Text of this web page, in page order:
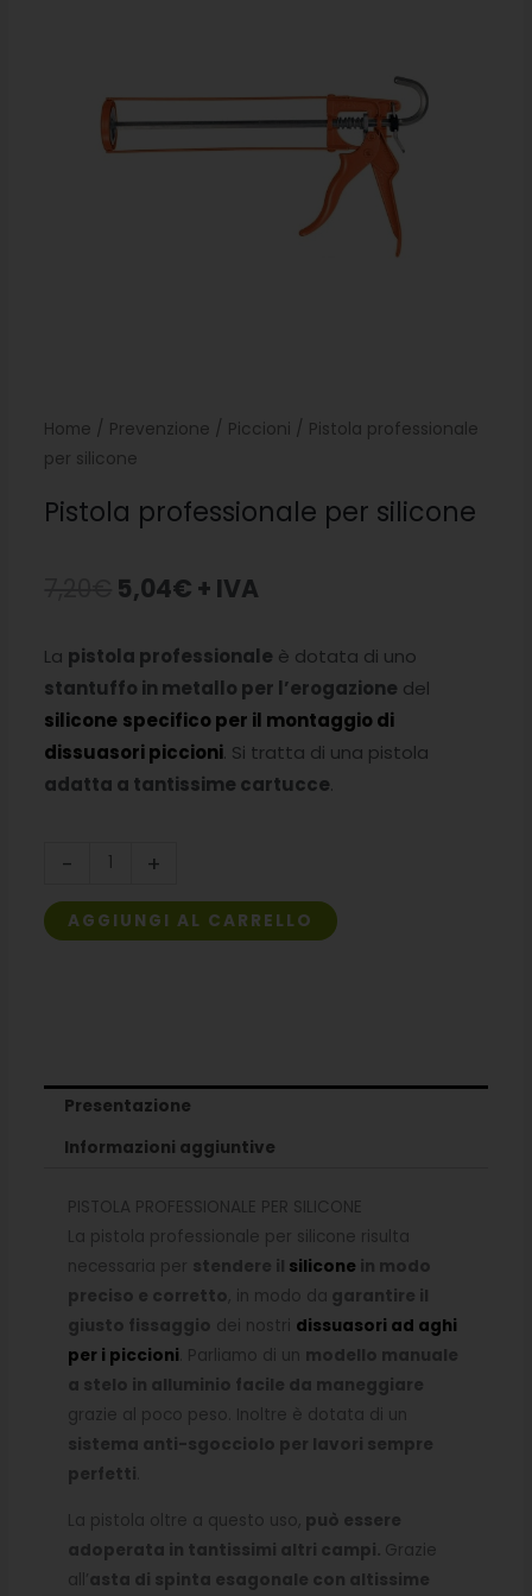
Home / Prevenzione / Piccioni / Pistola professionale
per silicone
Pistola professionale per silicone
Il
originale
era:
7,20€.
5,04€ Il
attuale
è:
5,04€.
+ IVA
La pistola professionale è dotata di uno
stantuffo in metallo per l’erogazione del
silicone specifico per il montaggio di
dissuasori piccioni. Si tratta di una pistola
adatta a tantissime cartucce.
-
per
silicone
+
AGGIUNGI AL CARRELLO
Presentazione
Informazioni aggiuntive
PISTOLA PROFESSIONALE PER SILICONE
La pistola professionale per silicone risulta
necessaria per stendere il silicone in modo
preciso e corretto, in modo da garantire il
giusto fissaggio dei nostri dissuasori ad aghi
per i piccioni . Parliamo di un modello manuale
a stelo in alluminio facile da maneggiare
grazie al poco peso. Inoltre è dotata di un
sistema anti-sgocciolo per lavori sempre
perfetti
La pistola oltre a questo uso, può essere
adoperata in tantissimi altri campi. Grazie
all’asta di spinta esagonale con altissime